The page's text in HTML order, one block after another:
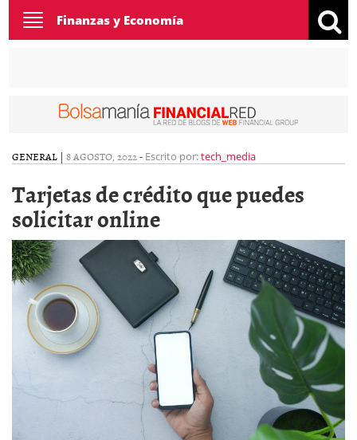
Toggle
navigation
Finanzas y Economía
GENERAL | 8 AGOSTO, 2022- Escrito por:tech_media
Tarjetas de crédito que puedes
solicitar online